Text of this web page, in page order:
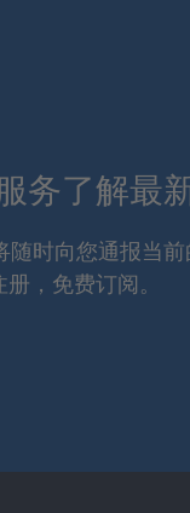
务了解最
随时向您通报当
，免费订阅。